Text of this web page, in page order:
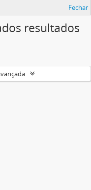
Fechar
resultados